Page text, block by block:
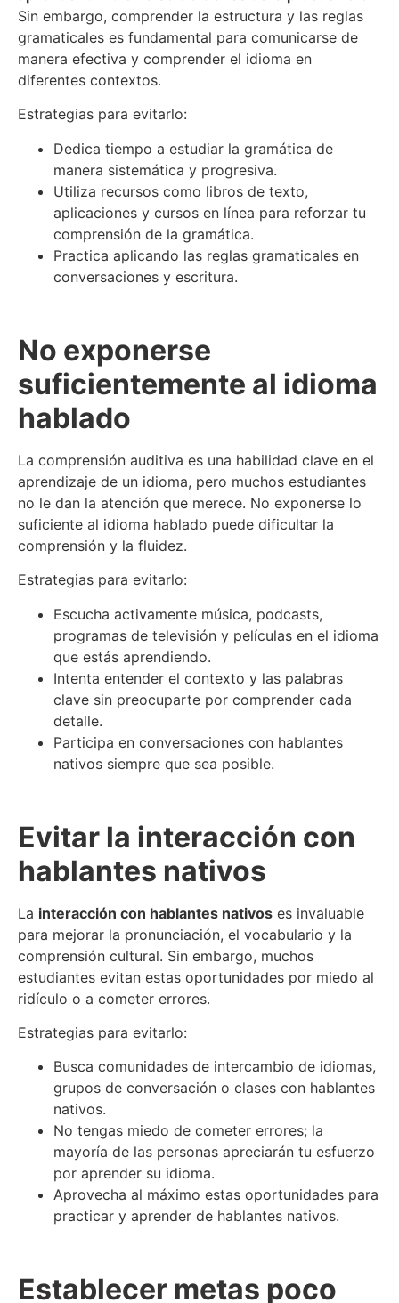
Sin embargo, comprender la estructura y las reglas
gramaticales es fundamental para comunicarse de
manera efectiva y comprender el idioma en
diferentes contextos.
Estrategias para evitarlo:
Dedica tiempo a estudiar la gramática de
manera sistemática y progresiva.
Utiliza recursos como libros de texto,
aplicaciones y cursos en línea para reforzar tu
comprensión de la gramática.
Practica aplicando las reglas gramaticales en
conversaciones y escritura.
No exponerse
suficientemente al idioma
hablado
La comprensión auditiva es una habilidad clave en el
aprendizaje de un idioma, pero muchos estudiantes
no le dan la atención que merece. No exponerse lo
suficiente al idioma hablado puede dificultar la
comprensión y la fluidez.
Estrategias para evitarlo:
Escucha activamente música, podcasts,
programas de televisión y películas en el idioma
que estás aprendiendo.
Intenta entender el contexto y las palabras
clave sin preocuparte por comprender cada
detalle.
Participa en conversaciones con hablantes
nativos siempre que sea posible.
Evitar la interacción con
hablantes nativos
La interacción con hablantes nativos es invaluable
para mejorar la pronunciación, el vocabulario y la
comprensión cultural. Sin embargo, muchos
estudiantes evitan estas oportunidades por miedo al
ridículo o a cometer errores.
Estrategias para evitarlo:
Busca comunidades de intercambio de idiomas,
grupos de conversación o clases con hablantes
nativos.
No tengas miedo de cometer errores; la
mayoría de las personas apreciarán tu esfuerzo
por aprender su idioma.
Aprovecha al máximo estas oportunidades para
practicar y aprender de hablantes nativos.
Establecer metas poco